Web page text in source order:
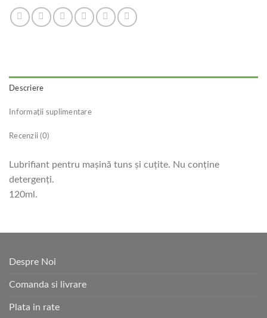
Descriere
Informații suplimentare
Recenzii (0)
Lubrifiant pentru maşină tuns şi cuţite. Nu conţine
detergenţi.
120ml.
Despre Noi
Comanda si livrare
Plata in rate